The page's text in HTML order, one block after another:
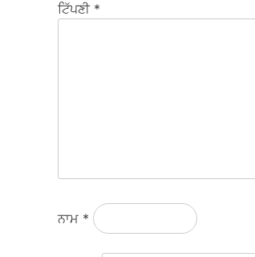
ਟਿੱਪਣੀ *
ਨਾਮ *